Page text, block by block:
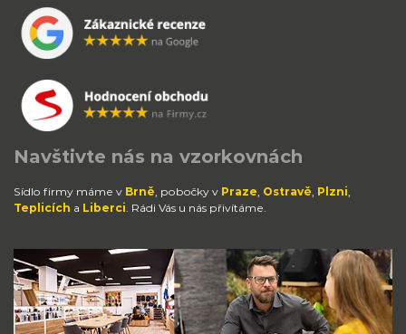
Navštivte nás na vzorkovnách
Sídlo firmy máme v Brně, pobočky v Praze, Ostravě, Plzni,
Teplicích a Liberci. Rádi Vás u nás přivítáme.